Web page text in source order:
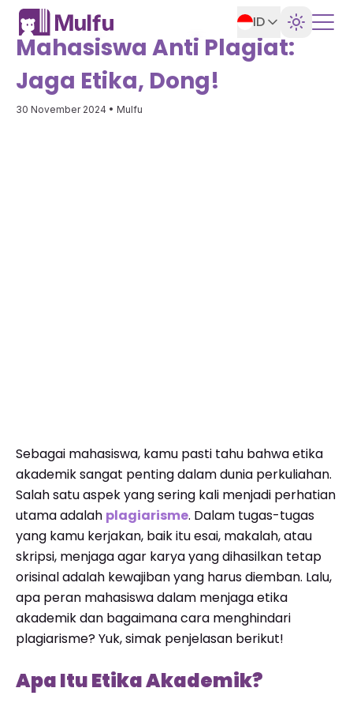
ID
Mahasiswa Anti Plagiat:
Jaga Etika, Dong!
30 November 2024 • Mulfu
Sebagai mahasiswa, kamu pasti tahu bahwa etika
akademik sangat penting dalam dunia perkuliahan.
Salah satu aspek yang sering kali menjadi perhatian
utama adalah plagiarisme. Dalam tugas-tugas
yang kamu kerjakan, baik itu esai, makalah, atau
skripsi, menjaga agar karya yang dihasilkan tetap
orisinal adalah kewajiban yang harus diemban. Lalu,
apa peran mahasiswa dalam menjaga etika
akademik dan bagaimana cara menghindari
plagiarisme? Yuk, simak penjelasan berikut!
Apa Itu Etika Akademik?